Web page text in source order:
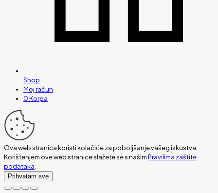
Shop
Moj račun
0Korpa
Ova web stranica koristi kolačiće za poboljšanje vašeg iskustva.
Korištenjem ove web stranice slažete se s našimPravilima zaštite
podataka.
Prihvatam sve